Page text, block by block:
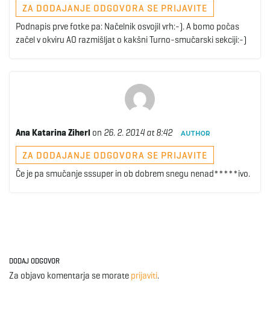
ZA DODAJANJE ODGOVORA SE PRIJAVITE
Podnapis prve fotke pa: Načelnik osvojil vrh:-). A bomo počas
začel v okviru AO razmišljat o kakšni Turno-smučarski sekciji:-)
Ana Katarina Ziherl on 26. 2. 2014 at 8:42 AUTHOR
ZA DODAJANJE ODGOVORA SE PRIJAVITE
Če je pa smučanje sssuper in ob dobrem snegu nenad*****ivo.
DODAJ ODGOVOR
Za objavo komentarja se morate prijaviti.